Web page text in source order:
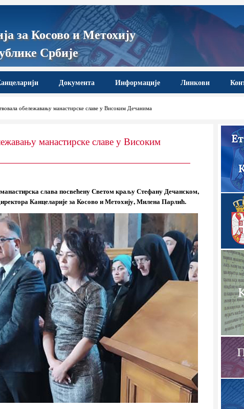
за Косово и Метохију
Србије
Документа Информације Линкови
обележавању манастирске славе у Високим Дечанима
манастирске славе у Високим
слава посвећену Светом краљу Стефану Дечанском,
Канцеларије за Косово и Метохију, Милена Парлић.